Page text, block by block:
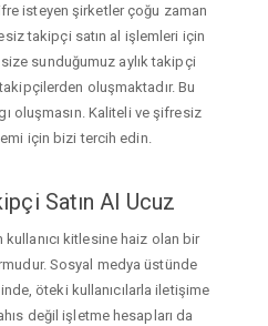
isteyen şirketler çoğu zaman
takipçi satın al işlemleri için
sunduğumuz aylık takipçi
oluşmaktadır. Bu
oluşmasın. Kaliteli ve şifresiz
için bizi tercih edin.
Satın Al Ucuz
kitlesine haiz olan bir
Sosyal medya üstünde
öteki kullanıcılarla iletişime
değil işletme hesapları da